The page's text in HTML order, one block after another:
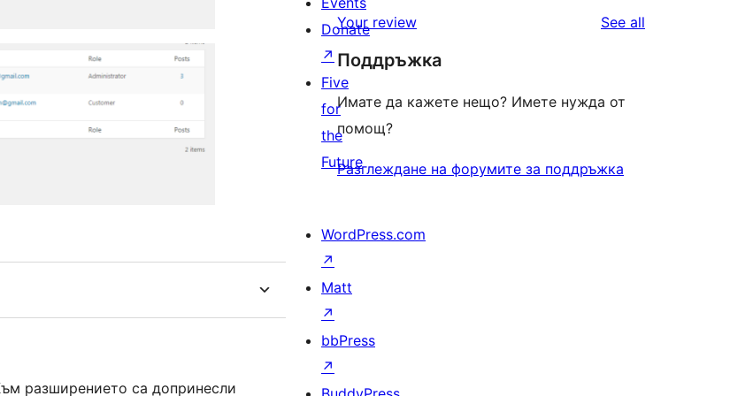
разширението са допринесли
reviews
1-
star
reviews
Your review See all
Поддръжка
Имате да кажете нещо? Имете нужда от
помощ?
Разглеждане на форумите за поддръжка
Donate
↗
Five
for
the
Future
WordPress.com
↗
Matt
↗
bbPress
↗